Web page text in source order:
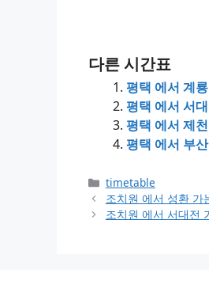
다른 시간표
평택 에서 계
평택 에서 서
평택 에서 제
평택 에서 부
Categories
timetable
조치원 에서 성환 가
조치원 에서 서대전